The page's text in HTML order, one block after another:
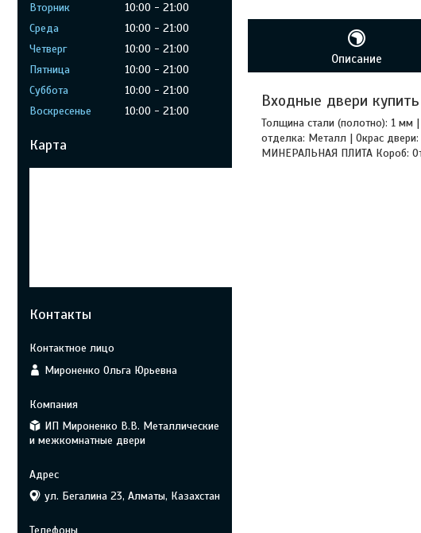
Описание
Входные двери
Толщина стали (полотно): 1 мм
отделка: Металл | Окрас
МИНЕРАЛЬНАЯ ПЛИТА Короб:
Вторник
10:00
21:00
Среда
10:00
21:00
Четверг
10:00
21:00
Пятница
10:00
21:00
Суббота
10:00
21:00
Воскресенье
10:00 21:00
Карта
Контакты
Мироненко Ольга Юрьевна
ИП Мироненко В.В. Металлические
и межкомнатные двери
ул. Бегалина 23, Алматы, Казахстан